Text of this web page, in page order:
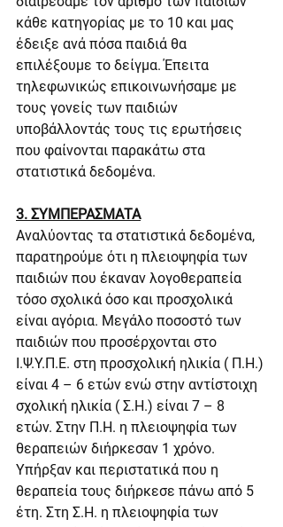
κάθε κατηγορίας με το 10 και μας
έδειξε ανά πόσα παιδιά θα
επιλέξουμε το δείγμα. Έπειτα
τηλεφωνικώς επικοινωνήσαμε με
τους γονείς των παιδιών
υποβάλλοντάς τους τις ερωτήσεις
που φαίνονται παρακάτω στα
στατιστικά δεδομένα.
3. ΣΥΜΠΕΡΑΣΜΑΤΑ
Αναλύοντας τα στατιστικά δεδομένα,
παρατηρούμε ότι η πλειοψηφία των
παιδιών που έκαναν λογοθεραπεία
τόσο σχολικά όσο και προσχολικά
είναι αγόρια. Μεγάλο ποσοστό των
παιδιών που προσέρχονται στο
Ι.Ψ.Υ.Π.Ε. στη προσχολική ηλικία ( Π.Η.)
είναι 4 – 6 ετών ενώ στην αντίστοιχη
σχολική ηλικία ( Σ.Η.) είναι 7 – 8
ετών. Στην Π.Η. η πλειοψηφία των
θεραπειών διήρκεσαν 1 χρόνο.
Υπήρξαν και περιστατικά που η
θεραπεία τους διήρκεσε πάνω από 5
έτη. Στη Σ.Η. η πλειοψηφία των